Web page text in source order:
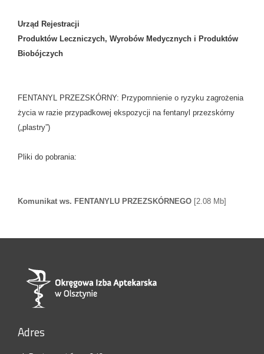
Urząd Rejestracji
Produktów Leczniczych, Wyrobów Medycznych i Produktów
Biobójczych
FENTANYL PRZEZSKÓRNY: Przypomnienie o ryzyku zagrożenia
życia w razie przypadkowej ekspozycji na fentanyl przezskórny
(„plastry”)
Pliki do pobrania:
Komunikat ws. FENTANYLU PRZEZSKÓRNEGO [2.08 Mb]
Adres